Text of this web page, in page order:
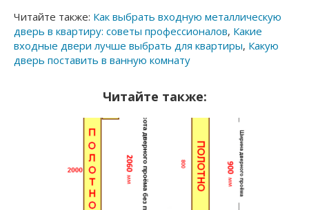
Читайте также: Как выбрать входную металлическую
дверь в квартиру: советы профессионалов, Какие
входные двери лучше выбрать для квартиры, Какую
дверь поставить в ванную комнату
Читайте также: